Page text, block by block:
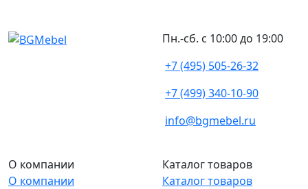
Пн.-сб. с 10:00 до 19:00
+7 (495) 505-26-32
+7 (499) 340-10-90
info@bgmebel.ru
О компании
О компании
Каталог товаров
Каталог товаров